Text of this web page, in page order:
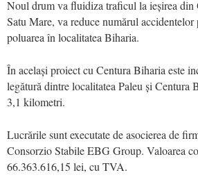
Noul drum va fluidiza traficul la ieșirea din
Satu Mare, va reduce numărul
poluarea în localitatea Biharia.
În același proiect cu Centura Biharia este
legătură dintre localitatea Paleu și Centura
3,1 kilometri.
Lucrările sunt executate de asocierea de
Consorzio Stabile EBG Group. Valoarea
66.363.616,15 lei, cu TVA.